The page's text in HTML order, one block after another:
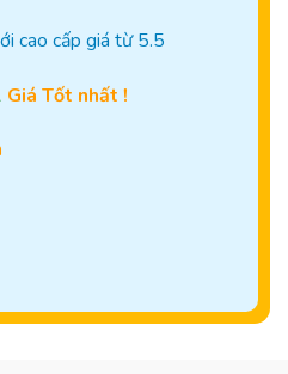
cao cấp giá từ 5.5
Giá Tốt nhất !